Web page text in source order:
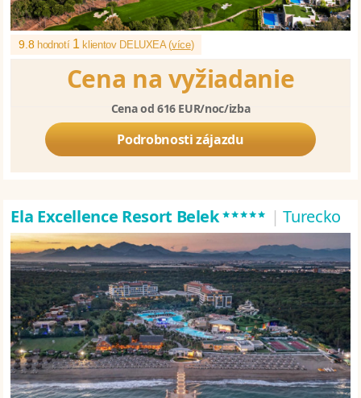
9.8 hodnotí 1 klientov DELUXEA (více)
Cena na vyžiadanie
Cena od 616 EUR/noc/izba
Podrobnosti zájazdu
Ela Excellence Resort Belek***** | Turecko